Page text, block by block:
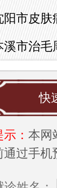
阳市皮肤
溪市治毛
快
： 本网
通过手机